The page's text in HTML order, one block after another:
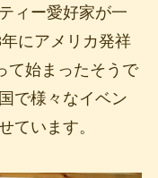
ィー愛好家が一
にアメリカ発祥
て始まったそうで
で様々なイベン
ています。